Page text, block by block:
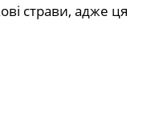
страви, адже ця